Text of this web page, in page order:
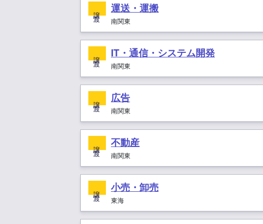
運送・運搬
南関東
IT・通信・システム開発
南関東
広告
南関東
不動産
南関東
小売・卸売
東海